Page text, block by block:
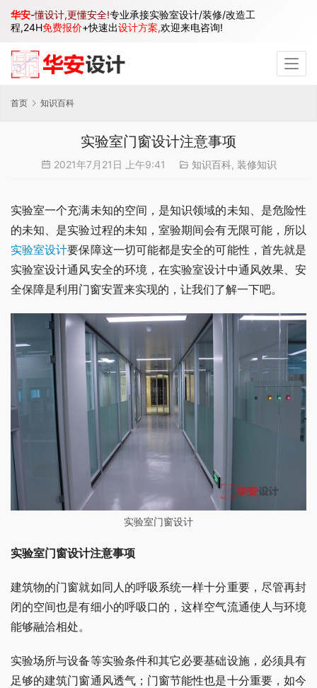
首页 知识百科
实验室门窗设计注意事项
2021年7月21日 上午9:41 知识百科, 装修知识
实验室一个充满未知的空间，是知识领域的未知、是危险性
的未知、是实验过程的未知，室验期间会有无限可能，所以
实验室设计要保障这一切可能都是安全的可能性，首先就是
实验室设计通风安全的环境，在实验室设计中通风效果、安
全保障是利用门窗安置来实现的，让我们了解一下吧。
实验室门窗设计
实验室门窗设计注意事项
建筑物的门窗就如同人的呼吸系统一样十分重要，尽管再封
闭的空间也是有细小的呼吸口的，这样空气流通使人与环境
能够融洽相处。
实验场所与设备等实验条件和其它必要基础设施，必须具有
足够的建筑门窗通风透气；门窗节能性也是十分重要，如今
华安-懂设计,更懂安全!专业承接实验室设计/装修/改造工
程,24H免费报价+快速出设计方案,欢迎来电咨询!